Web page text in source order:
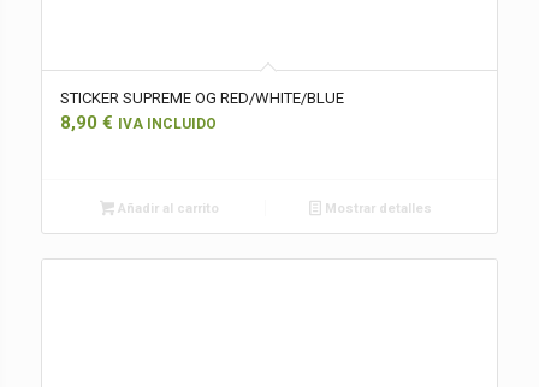
STICKER SUPREME OG RED/WHITE/BLUE
8,90 € IVA INCLUIDO
Añadir al carrito Mostrar detalles